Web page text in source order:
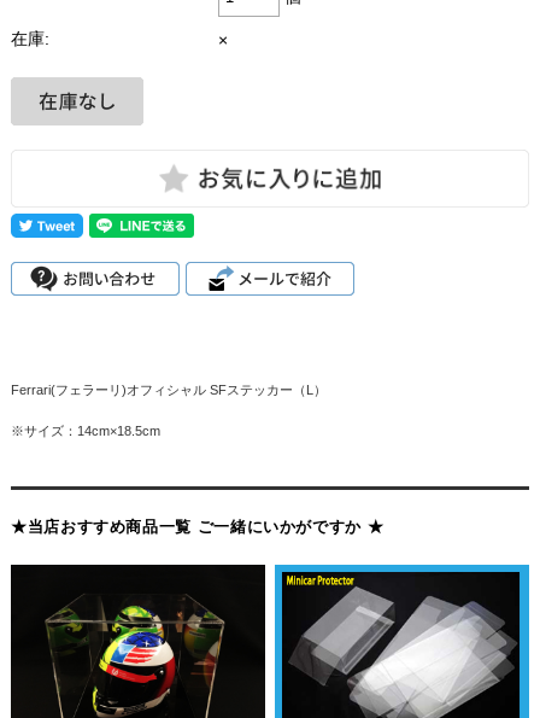
在庫: ×
Ferrari(フェラーリ)オフィシャル SFステッカー（L）
※サイズ：14cm×18.5cm
★当店おすすめ商品一覧 ご一緒にいかがですか ★